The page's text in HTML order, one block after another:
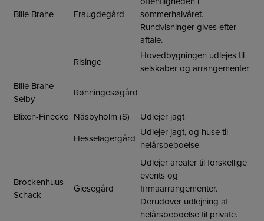
Bille Brahe Fraugdegård
sommerhalvåret.
Rundvisninger gives efter
aftale.
Risinge
Hovedbygningen udlejes til
selskaber og arrangementer
Bille Brahe
Selby
Rønningesøgård
Blixen-Finecke Näsbyholm (S)
Udlejer jagt
Hesselagergård
Udlejer jagt, og huse til
helårsbeboelse
Brockenhuus-
Schack
Giesegård
Udlejer arealer til forskellige
events og
firmaarrangementer.
Derudover udlejning af
helårsbeboelse til private.